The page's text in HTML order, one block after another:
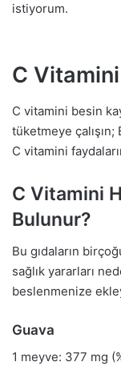
istiyorum.
C
C vitamini besin
tüketmeye
C vitamini
C Vitamini
Bulunur?
Bu gıdaların
sağlık yararları
beslenmenize
Guava
1 meyve: 377 mg